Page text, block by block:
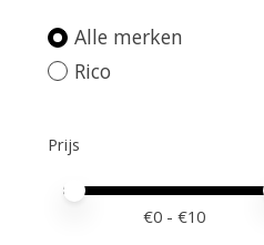
Alle merken
Rico
Prijs
Minimale prijswaarde
Price maximum value
€0 - €10